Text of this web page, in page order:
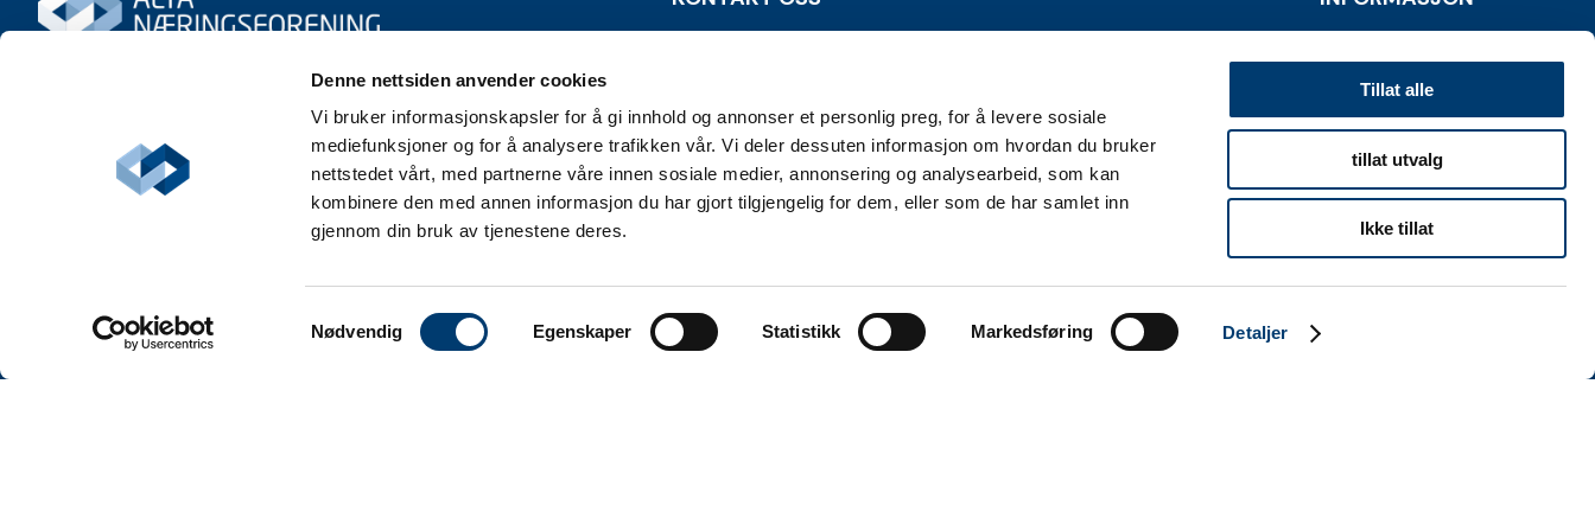
Denne nettsiden anvender cookies
Vi bruker informasjonskapsler for å gi innhold og annonser et personlig preg, for å levere sosiale
mediefunksjoner og for å analysere trafikken vår. Vi deler dessuten informasjon om hvordan du bruker
nettstedet vårt, med partnerne våre innen sosiale medier, annonsering og analysearbeid, som kan
kombinere den med annen informasjon du har gjort tilgjengelig for dem, eller som de har samlet inn
gjennom din bruk av tjenestene deres.
Samtykkevalg
Nødvendig Egenskaper Statistikk Markedsføring Detaljer
Tillat alle
tillat utvalg
Ikke tillat
3 etg. kunnskapsparken
9510 Alta
E-post:kjetil@anf.no
Telefon: 994 03 171
Cookies informasjon